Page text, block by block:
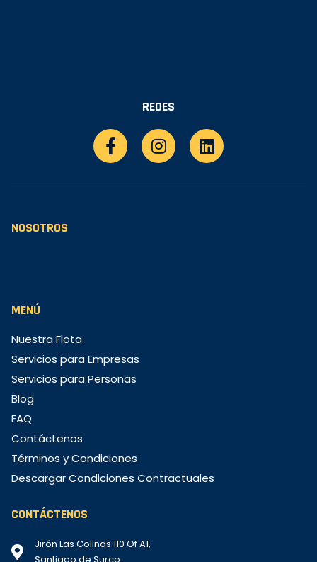
REDES
NOSOTROS
MENÚ
Nuestra Flota
Servicios para Empresas
Servicios para Personas
Blog
FAQ
Contáctenos
Términos y Condiciones
Descargar Condiciones Contractuales
CONTÁCTENOS
Jirón Las Colinas 110 Of A1,